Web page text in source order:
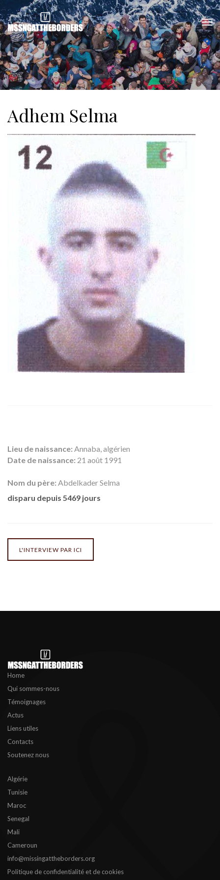
Adhem Selma
Lieu de naissance: Annaba, algérien
Date de naissance: 21 août 1991
Nom du père: Abdelkader Selma
disparu depuis 5469 jours
L'INTERVIEW PAR ICI
Home
Qui sommes-nous
Témoignages
Actus
Liens utiles
Contacts
Soutenez nous
Algérie
Tunisie
Maroc
Senegal
Mali
Cameroun
info@missingattheborders.org
Politique de confidentialité et de cookies